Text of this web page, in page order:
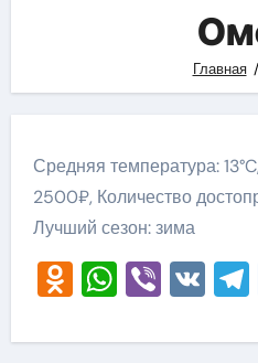
Главная
Средняя температура:
2500₽, Количество
Лучший сезон: зима
Viber
VK